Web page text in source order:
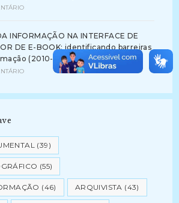
INFORMAÇÃO NA INTERFACE DE
DE E-BOOK: identificando barreiras
(2010-2012)
(39)
(55)
(46) ARQUIVISTA (43)